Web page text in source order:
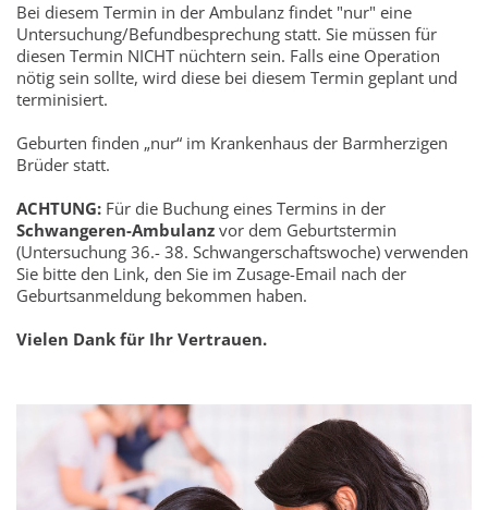
Bei diesem Termin in der Ambulanz findet "nur" eine
Untersuchung/Befundbesprechung statt. Sie müssen für
diesen Termin NICHT nüchtern sein. Falls eine Operation
nötig sein sollte, wird diese bei diesem Termin geplant und
terminisiert.
Geburten finden „nur“ im Krankenhaus der Barmherzigen
Brüder statt.
ACHTUNG: Für die Buchung eines Termins in der
Schwangeren-Ambulanz vor dem Geburtstermin
(Untersuchung 36.- 38. Schwangerschaftswoche) verwenden
Sie bitte den Link, den Sie im Zusage-Email nach der
Geburtsanmeldung bekommen haben.
Vielen Dank für Ihr Vertrauen.